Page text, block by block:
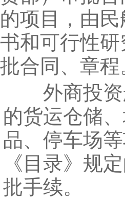
的项目，由
书和可行性
批合同、章程
外商投资
的货运仓储
品、停车场
《目录》规
批手续。